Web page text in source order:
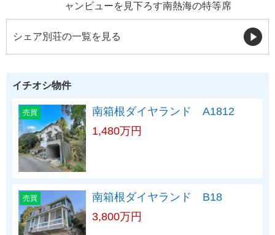
ャンビューを見下ろす南熱海の特等席
シェア別荘の一覧を見る
イチオシ物件
売買
南箱根ダイヤランド A1812
1,480万円
売買
南箱根ダイヤランド B18
3,800万円